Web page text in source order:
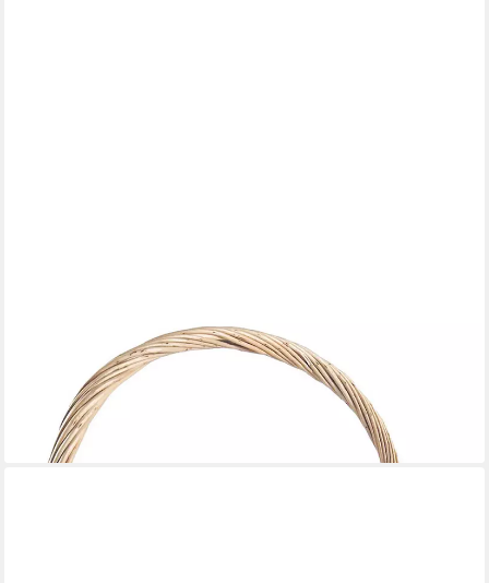
Dekokorb Geschenkkorb Präsentkorb natur Weide mit Holzwolle,
Weidenkorb Gesche (1 Stück, 1 St., kein Set), Größe 1
34x28x11,50/36 cm
25,95 €
lieferbar - in 2-3 Werktagen bei dir